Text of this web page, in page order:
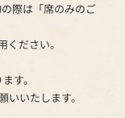
際は「席のみのご
ださい。
す。
いたします。